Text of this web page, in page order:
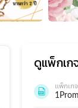
ดูแพ็กเก
แพ็กเกจ